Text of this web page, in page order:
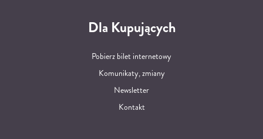
Dla Kupujących
Pobierz bilet internetowy
Komunikaty, zmiany
Newsletter
Kontakt